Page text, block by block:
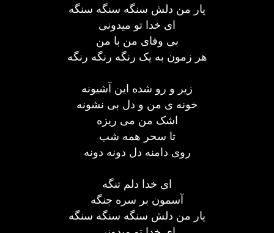
یار من دلش سنگه سنگه سنگه
ای خدا تو میدونی
بی وفای من با من
هر زمون به یک رنگه رنگه رنگه
زیر و رو شده این آشیونه
خونه ی من و دل بی نشونه
اشک من می ریزه
تا سحر همه شب
روی دامنه دل دونه دونه
ای خدا دلم تنگه
آسمون بر سره جنگه
یار من دلش سنگه سنگه سنگه